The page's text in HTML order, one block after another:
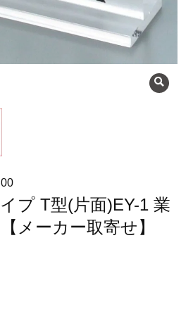
シー
する表示
プ T型(片面)EY-1 業
メーカー取寄せ】